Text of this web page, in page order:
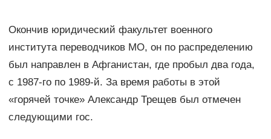
Окончив юридический факультет военного
института переводчиков МО, он по распределению
был направлен в Афганистан, где пробыл два года,
с 1987-го по 1989-й. За время работы в этой
«горячей точке» Александр Трещев был отмечен
следующими гос.